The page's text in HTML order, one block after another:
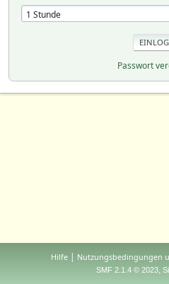
Passwort
Hilfe | Nutzungsbedingungen
SMF 2.1.4 © 2023,